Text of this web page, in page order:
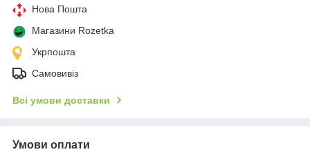
Нова Пошта
Магазини Rozetka
Укрпошта
Самовивіз
Всі умови доставки
Умови оплати